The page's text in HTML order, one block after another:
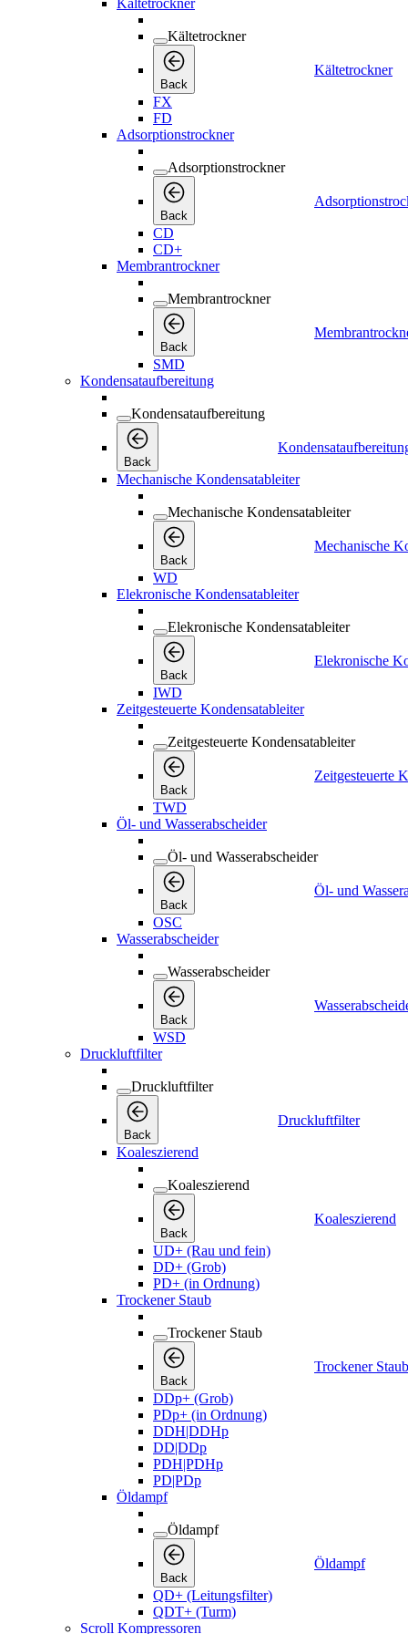
Kältetrockner
Kältetrockner
Back
Kältetrockner
FX
FD
Adsorptionstrockner
Adsorptionstrockner
Back
CD
CD+
Membrantrockner
Membrantrockner
Back
SMD
Kondensataufbereitung
Kondensataufbereitung
Back
Mechanische Kondensatableiter
Mechanische Kondensatableiter
Back
Mechanische
WD
Elekronische Kondensatableiter
Elekronische Kondensatableiter
Back
Elekronische
IWD
Zeitgesteuerte Kondensatableiter
Zeitgesteuerte Kondensatableiter
Back
Zeitgesteuerte
TWD
Öl- und Wasserabscheider
Öl- und Wasserabscheider
Back
Öl- und
OSC
Wasserabscheider
Wasserabscheider
Back
WSD
Druckluftfilter
Druckluftfilter
Back
Druckluftfilter
Koaleszierend
Koaleszierend
Back
Koaleszierend
UD+ (Rau und fein)
DD+ (Grob)
PD+ (in Ordnung)
Trockener Staub
Trockener Staub
Back
Trockener Staub
DDp+ (Grob)
PDp+ (in Ordnung)
DDH|DDHp
DD|DDp
PDH|PDHp
PD|PDp
Öldampf
Öldampf
Back
Öldampf
QD+ (Leitungsfilter)
QDT+ (Turm)
Scroll Kompressoren